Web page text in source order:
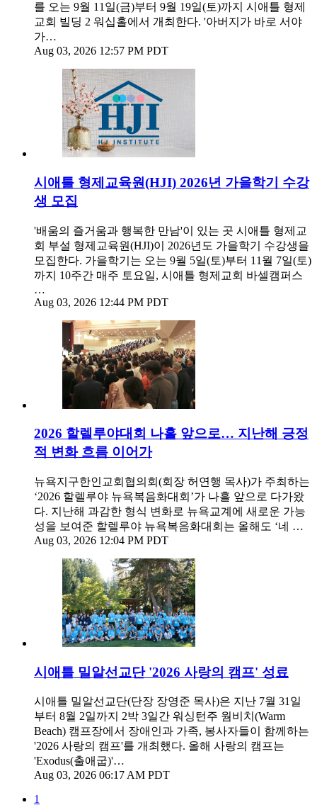
를 오는 9월 11일(금)부터 9월 19일(토)까지 시애틀 형제
교회 빌딩 2 워십홀에서 개최한다. '아버지가 바로 서야
가…
Aug 03, 2026 12:57 PM PDT
시애틀 형제교육원(HJI) 2026년 가을학기 수강
생 모집
'배움의 즐거움과 행복한 만남'이 있는 곳 시애틀 형제교
회 부설 형제교육원(HJI)이 2026년도 가을학기 수강생을
모집한다. 가을학기는 오는 9월 5일(토)부터 11월 7일(토)
까지 10주간 매주 토요일, ​시애틀 형제교회 바셀캠퍼스
…
Aug 03, 2026 12:44 PM PDT
2026 할렐루야대회 나흘 앞으로… 지난해 긍정
적 변화 흐름 이어가
뉴욕지구한인교회협의회(회장 허연행 목사)가 주최하는
‘2026 할렐루야 뉴욕복음화대회’가 나흘 앞으로 다가왔
다. 지난해 과감한 형식 변화로 뉴욕교계에 새로운 가능
성을 보여준 할렐루야 뉴욕복음화대회는 올해도 ‘네 …
Aug 03, 2026 12:04 PM PDT
시애틀 밀알선교단 '2026 사랑의 캠프' 성료
시애틀 밀알선교단(단장 장영준 목사)은 지난 7월 31일
부터 8월 2일까지 2박 3일간 워싱턴주 웜비치(Warm
Beach) 캠프장에서 장애인과 가족, 봉사자들이 함께하는
'2026 사랑의 캠프'를 개최했다. 올해 사랑의 캠프는
'Exodus(출애굽)'…
Aug 03, 2026 06:17 AM PDT
1